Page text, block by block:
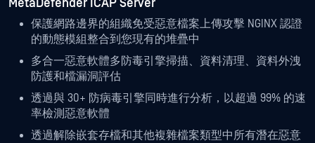
保護網路邊界的組織免受惡意檔案上傳攻擊 NGINX 認證
的動態模組整合到您現有的堆疊中
多合一惡意軟體多防毒引擎掃描、資料清理、資料外洩
防護和檔漏洞評估
透過與 30+ 防病毒引擎同時進行分析，以超過 99% 的速
率檢測惡意軟體
透過解除嵌套存檔和其他複雜檔案類型中所有潛在惡意